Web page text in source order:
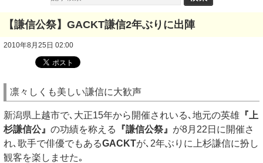
【謙信公祭】GACKT謙信2年ぶりに出陣
2010年8月25日 02:00
凛々しくも美しい謙信に大歓声
新潟県上越市で､大正15年から開催されいる､地元の英雄 『上
杉謙信公』 の功績を称える 『謙信公祭』 が8月22日に開催さ
れ､歌手で俳優でもあるGACKTが､2年ぶりに上杉謙信に扮し
観客を楽しませた｡